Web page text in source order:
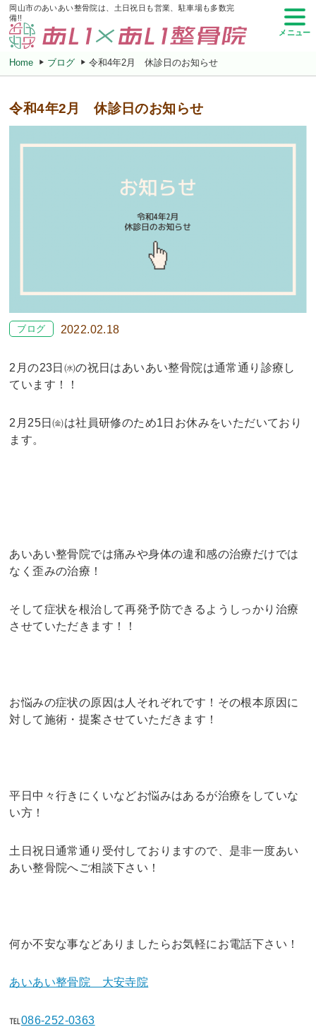
岡山市のあいあい整骨院は、土日祝日も営業、駐車場も多数完
備!!
メニュー
Home ブログ 令和4年2月 休診日のお知らせ
令和4年2月 休診日のお知らせ
ブログ 2022.02.18
2月の23日㈬の祝日はあいあい整骨院は通常通り診療し
ています！！
2月25日㈮は社員研修のため1日お休みをいただいており
ます。
あいあい整骨院では痛みや身体の違和感の治療だけでは
なく歪みの治療！
そして症状を根治して再発予防できるようしっかり治療
させていただきます！！
お悩みの症状の原因は人それぞれです！その根本原因に
対して施術・提案させていただきます！
平日中々行きにくいなどお悩みはあるが治療をしていな
い方！
土日祝日通常通り受付しておりますので、是非一度あい
あい整骨院へご相談下さい！
何か不安な事などありましたらお気軽にお電話下さい！
あいあい整骨院 大安寺院
℡ 086-252-0363